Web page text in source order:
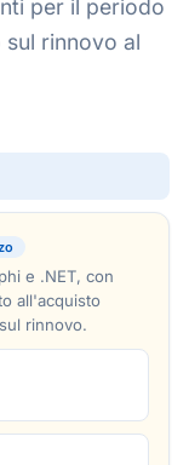
per il periodo
rinnovo al
e .NET, con
all'acquisto
rinnovo.